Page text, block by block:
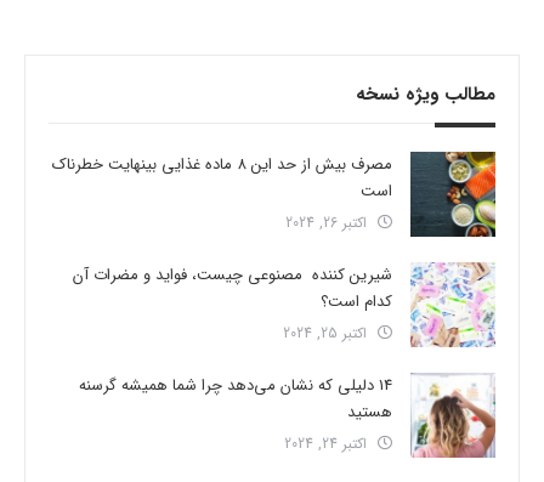
مطالب ویژه نسخه
مصرف بیش از حد این 8 ماده غذایی بینهایت خطرناک
است
اکتبر 26, 2024
شیرین کننده مصنوعی چیست، فواید و مضرات آن
کدام است؟
اکتبر 25, 2024
14 دلیلی که نشان می‌دهد چرا شما همیشه گرسنه
هستید
اکتبر 24, 2024